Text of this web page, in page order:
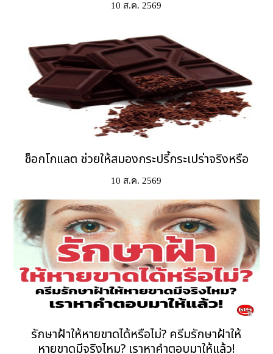
10 ส.ค. 2569
ช็อกโกแลต ช่วยให้สมองกระปรี้กระเปร่าจริงหรือ
10 ส.ค. 2569
รักษาฝ้าให้หายขาดได้หรือไม่? ครีมรักษาฝ้าให้
หายขาดมีจริงไหม? เราหาคำตอบมาให้แล้ว!